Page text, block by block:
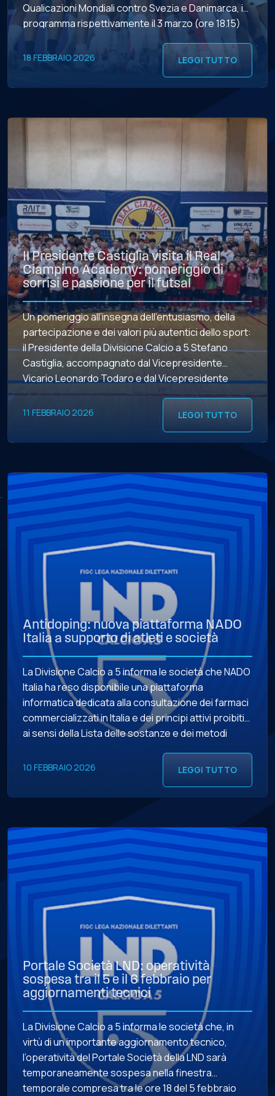
Qualicazioni Mondiali contro Svezia e Danimarca, in
programma rispettivamente il 3 marzo (ore 18.15)
allo Stadio Oreste Granillo di Reggio Calabria e il 7
marzo (ore 18.15) allo Stadio Romeo […]
18 FEBBRAIO 2026 LEGGI TUTTO
Il Presidente Castiglia visita il Real
Ciampino Academy: pomeriggio di
sorrisi e passione per il futsal
Un pomeriggio all’insegna dell’entusiasmo, della
partecipazione e dei valori più autentici dello sport:
il Presidente della Divisione Calcio a 5 Stefano
Castiglia, accompagnato dal Vicepresidente
Vicario Leonardo Todaro e dal Vicepresidente
Andrea Farabini, ha fatto visita al Real Ciampino
Academy, vivendo da vicino l’energia e la gioia dei
11 FEBBRAIO 2026 LEGGI TUTTO
Antidoping: nuova piattaforma NADO
Italia a supporto di atleti e società
La Divisione Calcio a 5 informa le società che NADO
Italia ha reso disponibile una piattaforma
informatica dedicata alla consultazione dei farmaci
commercializzati in Italia e dei principi attivi proibiti
ai sensi della Lista delle sostanze e dei metodi
piattaforma è stata sviluppata con l’obiettivo di
10 FEBBRAIO 2026 LEGGI TUTTO
Portale Società LND: operatività
sospesa tra il 5 e il 6 febbraio per
aggiornamenti tecnici
La Divisione Calcio a 5 informa le società che, in
virtù di un importante aggiornamento tecnico,
l’operatività del Portale Società della LND sarà
temporaneamente sospesa nella finestra
temporale compresa tra le ore 18 del 5 febbraio